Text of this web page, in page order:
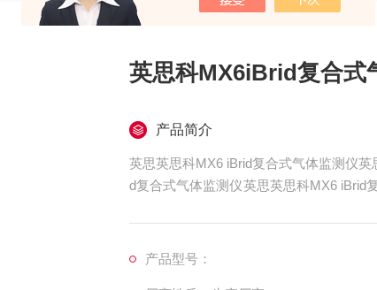
英思科MX6iBrid复合式
产品简介
英思英思科MX6 iBrid复合式气体监测仪
d复合式气体监测仪英思英思科MX6 iBrid
产品型号：